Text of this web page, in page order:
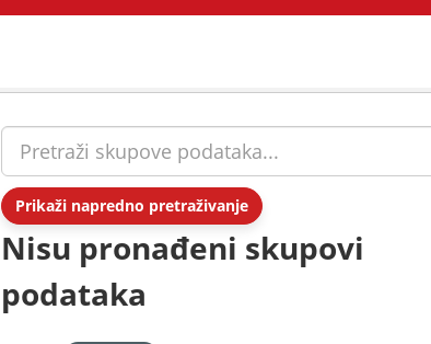
Prikaži napredno pretraživanje
Nisu pronađeni skupovi
podataka